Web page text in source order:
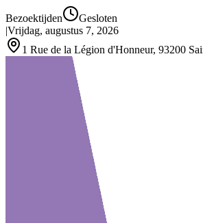
Bezoektijden
Gesloten
|Vrijdag, augustus 7, 2026
1 Rue de la Légion d'Honneur, 93200